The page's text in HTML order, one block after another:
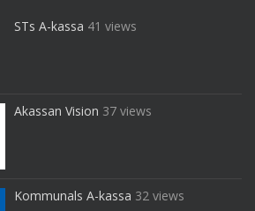
STs A-kassa 41 views
Akassan Vision 37 views
Kommunals A-kassa 32 views